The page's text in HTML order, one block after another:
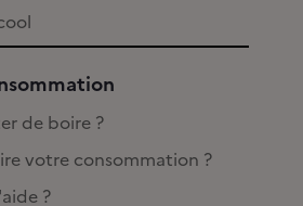
de boire ?
votre consommation ?
?